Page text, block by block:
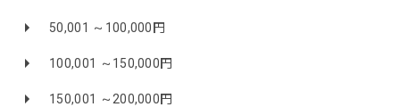
50,001 ～100,000円
100,001 ～150,000円
150,001 ～200,000円